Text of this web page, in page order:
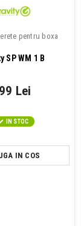
pentru boxa
SP WM 1 B
Lei
IN STOC
IN COS